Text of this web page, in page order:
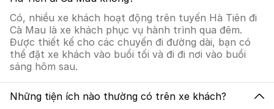
Có, nhiều xe khách hoạt động trên tuyến Hà Tiên đi
Cà Mau là xe khách phục vụ hành trình qua đêm.
Được thiết kế cho các chuyến đi đường dài, bạn có
thể đặt xe khách vào buổi tối và đi đi nơi vào buổi
sáng hôm sau.
Những tiện ích nào thường có trên xe khách?